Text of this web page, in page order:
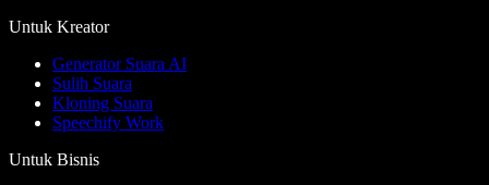
Untuk Kreator
Generator Suara AI
Sulih Suara
Kloning Suara
Speechify Work
Untuk Bisnis